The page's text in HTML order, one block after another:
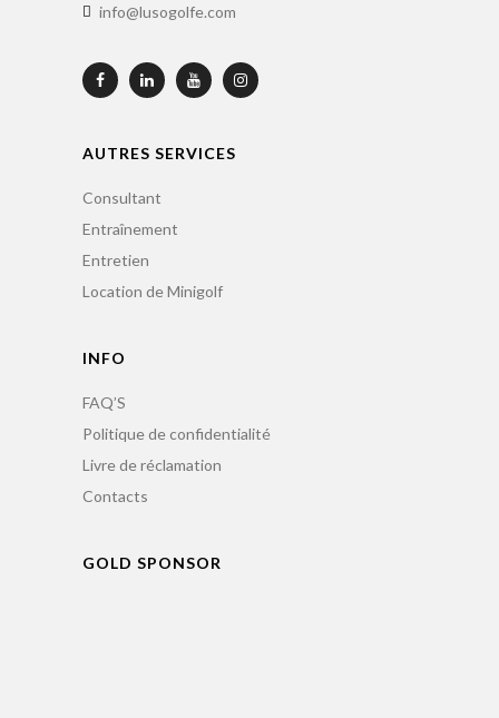
info@lusogolfe.com
AUTRES SERVICES
Consultant
Entraînement
Entretien
Location de Minigolf
INFO
FAQ’S
Politique de confidentialité
Livre de réclamation
Contacts
GOLD SPONSOR